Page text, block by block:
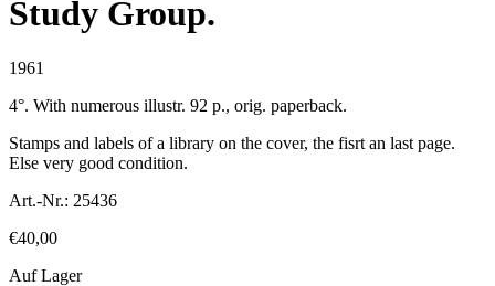
Study Group.
1961
4°. With numerous illustr. 92 p., orig. paperback.
Stamps and labels of a library on the cover, the fisrt an last page.
Else very good condition.
Art.-Nr.: 25436
€40,00
Auf Lager